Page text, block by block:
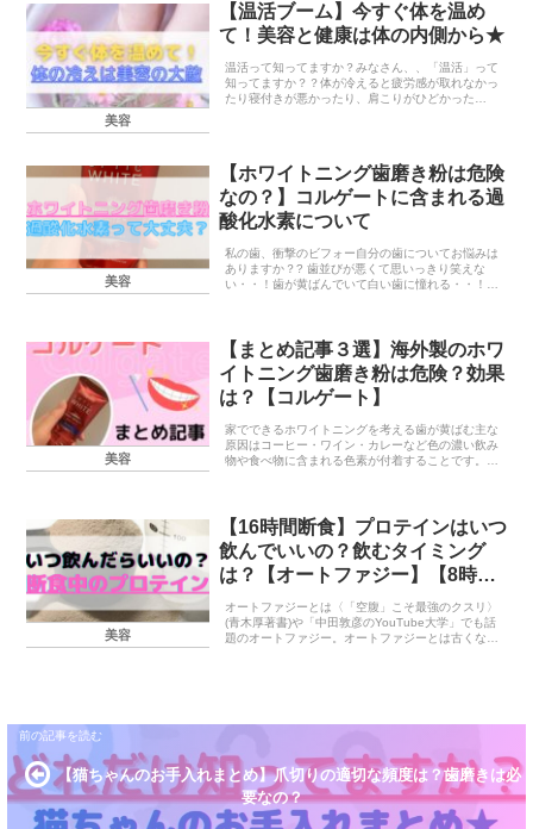
美容
【温活ブーム】今すぐ体を温め
て！美容と健康は体の内側から★
温活って知ってますか？みなさん、、「温活」って
知ってますか？？体が冷えると疲労感が取れなかっ
たり寝付きが悪かったり、肩こりがひどかった
美容
【ホワイトニング歯磨き粉は危険
なの？】コルゲートに含まれる過
酸化水素について
私の歯、衝撃のビフォー自分の歯についてお悩みは
ありますか？? 歯並びが悪くて思いっきり笑えな
い・・！歯が黄ばんでいて白い歯に憧れる・・！い
美容
【まとめ記事３選】海外製のホワ
イトニング歯磨き粉は危険？効果
は？【コルゲート】
家でできるホワイトニングを考える歯が黄ばむ主な
原因はコーヒー・ワイン・カレーなど色の濃い飲み
物や食べ物に含まれる色素が付着することです。今
美容
【16時間断食】プロテインはいつ
飲んでいいの？飲むタイミング
は？【オートファジー】【8時間
ダイエット】
オートファジーとは〈「空腹」こそ最強のクスリ〉
(青木厚著書)や「中田敦彦のYouTube大学」でも話
題のオートファジー。オートファジーとは古くなっ
【猫ちゃんのお手入れまとめ】爪切りの適切な頻度は？歯磨きは必
要なの？